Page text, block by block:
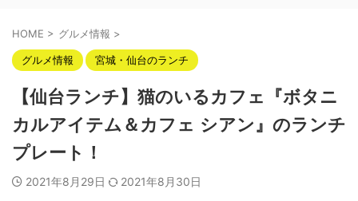
HOME > グルメ情報 >
グルメ情報 宮城・仙台のランチ
【仙台ランチ】猫のいるカフェ『ボタニ
カルアイテム＆カフェ シアン』のランチ
プレート！
2021年8月29日 2021年8月30日